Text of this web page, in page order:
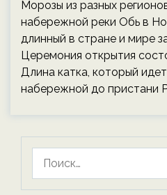
Морозы из разных
набережной реки Обь в
длинный в стране и мире
Церемония открытия
Длина катка, который
набережной до пристани